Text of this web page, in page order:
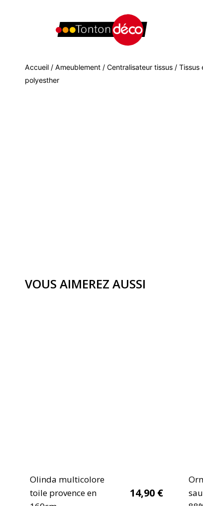
Accueil / Ameublement / Centralisateur tissus / Tissus
polyesther
VOUS AIMEREZ AUSSI
Olinda multicolore
toile provence en
14,90 €